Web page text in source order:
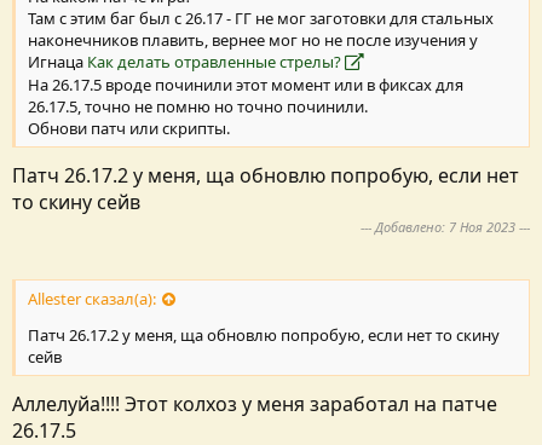
Там с этим баг был с 26.17 - ГГ не мог заготовки для стальных
наконечников плавить, вернее мог но не после изучения у
Игнаца Как делать отравленные стрелы?
На 26.17.5 вроде починили этот момент или в фиксах для
26.17.5, точно не помню но точно починили.
Обнови патч или скрипты.
Патч 26.17.2 у меня, ща обновлю попробую, если нет
то скину сейв
--- Добавлено: 7 Ноя 2023 ---
Allester сказал(а):
Патч 26.17.2 у меня, ща обновлю попробую, если нет то скину
сейв
Аллелуйа!!!! Этот колхоз у меня заработал на патче
26.17.5